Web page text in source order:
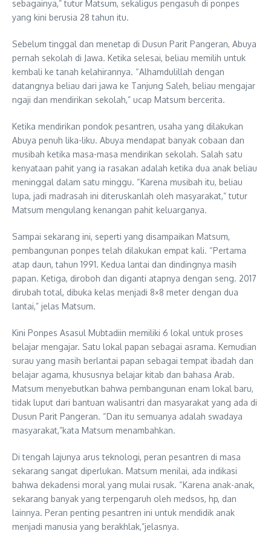
sebagainya,” tutur Matsum, sekaligus pengasuh di ponpes
yang kini berusia 28 tahun itu.
Sebelum tinggal dan menetap di Dusun Parit Pangeran, Abuya
pernah sekolah di Jawa. Ketika selesai, beliau memilih untuk
kembali ke tanah kelahirannya. “Alhamdulillah dengan
datangnya beliau dari jawa ke Tanjung Saleh, beliau mengajar
ngaji dan mendirikan sekolah,” ucap Matsum bercerita.
Ketika mendirikan pondok pesantren, usaha yang dilakukan
Abuya penuh lika-liku. Abuya mendapat banyak cobaan dan
musibah ketika masa-masa mendirikan sekolah. Salah satu
kenyataan pahit yang ia rasakan adalah ketika dua anak beliau
meninggal dalam satu minggu. “Karena musibah itu, beliau
lupa, jadi madrasah ini diteruskanlah oleh masyarakat,” tutur
Matsum mengulang kenangan pahit keluarganya.
Sampai sekarang ini, seperti yang disampaikan Matsum,
pembangunan ponpes telah dilakukan empat kali. “Pertama
atap daun, tahun 1991. Kedua lantai dan dindingnya masih
papan. Ketiga, diroboh dan diganti atapnya dengan seng. 2017
dirubah total, dibuka kelas menjadi 8×8 meter dengan dua
lantai,” jelas Matsum.
Kini Ponpes Asasul Mubtadiin memiliki 6 lokal untuk proses
belajar mengajar. Satu lokal papan sebagai asrama. Kemudian
surau yang masih berlantai papan sebagai tempat ibadah dan
belajar agama, khususnya belajar kitab dan bahasa Arab.
Matsum menyebutkan bahwa pembangunan enam lokal baru,
tidak luput dari bantuan walisantri dan masyarakat yang ada di
Dusun Parit Pangeran. “Dan itu semuanya adalah swadaya
masyarakat,”kata Matsum menambahkan.
Di tengah lajunya arus teknologi, peran pesantren di masa
sekarang sangat diperlukan. Matsum menilai, ada indikasi
bahwa dekadensi moral yang mulai rusak. “Karena anak-anak,
sekarang banyak yang terpengaruh oleh medsos, hp, dan
lainnya. Peran penting pesantren ini untuk mendidik anak
menjadi manusia yang berakhlak,”jelasnya.